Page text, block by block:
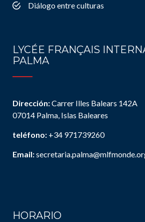
Diálogo entre culturas
LYCÉE FRANÇAIS
PALMA
Dirección:Carrer Illes Balears 142A
07014 Palma, Islas Baleares
teléfono: +34 971739260
Email:
HORARIO